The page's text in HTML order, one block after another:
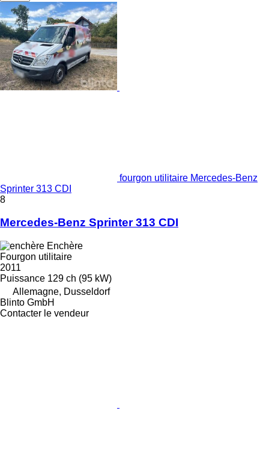
fourgon utilitaire Mercedes-Benz
Sprinter 313 CDI
8
Mercedes-Benz Sprinter 313 CDI
Enchère
Fourgon utilitaire
2011
Puissance 129 ch (95 kW)
Allemagne, Dusseldorf
Blinto GmbH
Contacter le vendeur